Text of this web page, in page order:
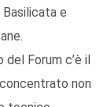
e
Forum c’è il
non